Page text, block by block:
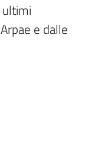
e dalle